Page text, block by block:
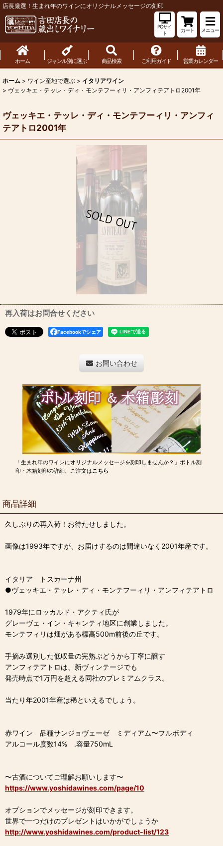
店長厳選！生まれ年のワインにオリジナルメッセージの刻印
PCサイ
ト
カート メニュー
ホーム ジャンル別に選ぶ 商品検索 ご利用ガイド 営業カレンダー
ホーム > ワイン産地で選ぶ > イタリアワイン
> ヴェッキエ・テッレ・ディ・モンテフーィリ・アンフィテアトロ2001年
ヴェッキエ・テッレ・ディ・モンテフーィリ・アンフィ
テアトロ2001年
再入荷はお問合せください
Facebookでシェア
お問い合わせ
「生まれ年のワインにオリジナルメッセージを刻印しませんか？」ボトル刻
印・木箱刻印の詳細、ご注文はこちら
商品詳細
久しぶりの再入荷！お待たせしました。
画像は1993年ですが、お届けするのは間違いなく2001年産です。
イタリア トスカーナ州
●ヴェッキエ・テッレ・ディ・モンテフーィリ・アンフィテアトロ
1979年にロッカルド・アクティ氏が
グレーヴェ・イン・キャンティ地区に創業しました。
モンテフィリは畑がある標高500m前後の丘です。
手摘み選別した低収量の完熟ぶどうから丁寧に醸す
アンフィテアトロは、新ヴィンテージでも
発売時点で1万円を超える同社のプレミアムクラス。
当たり年2001年産は稀といえるでしょう。
赤ワイン 品種サンジョヴェーゼ ミディアム〜フルボディ
アルコール度数14% .容量750mL
〜古酒についてご理解お願いします〜
https://www.yoshidawines.com/page/10
オプションでメッセージが刻印できます。
世界で一つだけのプレゼントはいかがでしょうか
http://www.yoshidawines.com/product-list/123